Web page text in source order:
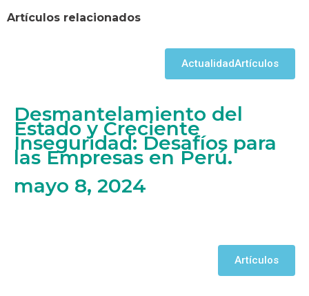
Artículos relacionados
ActualidadArtículos
Desmantelamiento del
Estado y Creciente
Inseguridad: Desafíos para
las Empresas en Perú.
mayo 8, 2024
Artículos